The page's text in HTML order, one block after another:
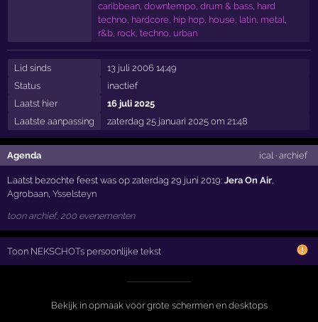
caribbean, downtempo, drum & bass, hard
techno, hardcore, hip hop, house, latin, metal,
r&b, rock, techno, urban
Lid sinds
13 juli 2006 14:49
Status
inactief
Laatst hier
16 juli 2025
Laatste aanpassing
zaterdag 25 januari 2025 om 21:48
Agenda ical· archief
Laatst bezochte feest was op zaterdag 29 juni 2019:Jera On Air
Agrobaan ,Ysselsteyn
toon archief, 200 evenementen
Toon NEKSCHOTs persoonlijke tekst
Bekijk in opmaak voor grote schermen en desktops